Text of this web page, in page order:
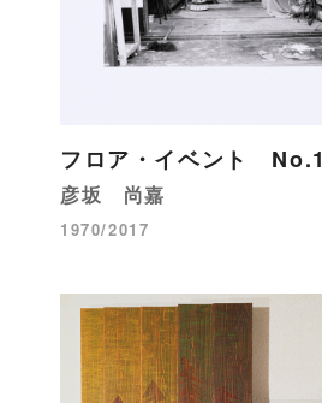
フロア・イベント No.1
彦坂 尚嘉
1970/2017